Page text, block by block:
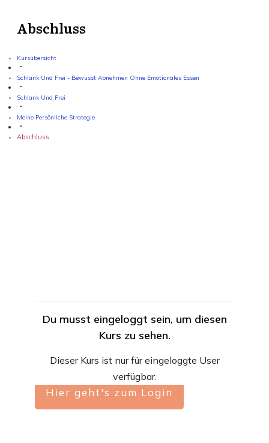
Abschluss
Kursübersicht
Schlank Und Frei - Bewusst Abnehmen Ohne Emotionales Essen
Schlank Und Frei
Meine Persönliche Strategie
Abschluss
Du musst eingeloggt sein, um diesen
Kurs zu sehen.
Dieser Kurs ist nur für eingeloggte User
verfügbar.
Hier geht's zum Login